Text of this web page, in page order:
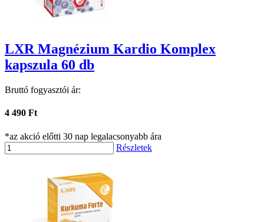
LXR Magnézium Kardio Komplex
kapszula 60 db
Bruttó fogyasztói ár:
4 490 Ft
*az akció előtti 30 nap legalacsonyabb ára
Részletek